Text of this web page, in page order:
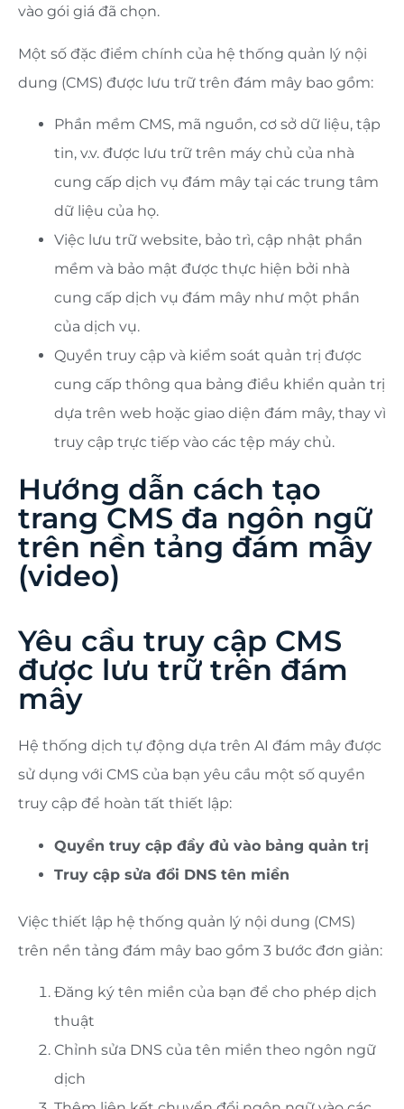
vào gói giá đã chọn.
Một số đặc điểm chính của hệ thống quản lý nội
dung (CMS) được lưu trữ trên đám mây bao gồm:
Phần mềm CMS, mã nguồn, cơ sở dữ liệu, tập
tin, v.v. được lưu trữ trên máy chủ của nhà
cung cấp dịch vụ đám mây tại các trung tâm
dữ liệu của họ.
Việc lưu trữ website, bảo trì, cập nhật phần
mềm và bảo mật được thực hiện bởi nhà
cung cấp dịch vụ đám mây như một phần
của dịch vụ.
Quyền truy cập và kiểm soát quản trị được
cung cấp thông qua bảng điều khiển quản trị
dựa trên web hoặc giao diện đám mây, thay vì
truy cập trực tiếp vào các tệp máy chủ.
Hướng dẫn cách tạo
trang CMS đa ngôn ngữ
trên nền tảng đám mây
(video)
Yêu cầu truy cập CMS
được lưu trữ trên đám
mây
Hệ thống dịch tự động dựa trên AI đám mây được
sử dụng với CMS của bạn yêu cầu một số quyền
truy cập để hoàn tất thiết lập:
Quyền truy cập đầy đủ vào bảng quản trị
Truy cập sửa đổi DNS tên miền
Việc thiết lập hệ thống quản lý nội dung (CMS)
trên nền tảng đám mây bao gồm 3 bước đơn giản:
Đăng ký tên miền của bạn để cho phép dịch
thuật
Chỉnh sửa DNS của tên miền theo ngôn ngữ
dịch